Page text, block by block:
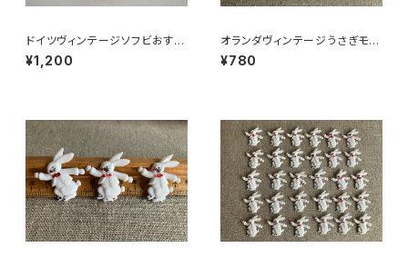
ドイツヴィンテージソフビおすま
しネコ？B7
¥1,200
オランダヴィンテージうさぎモチ
ーフプラパーツ30個セットc9
¥780